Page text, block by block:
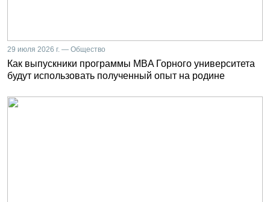
29 июля 2026 г. — Общество
Как выпускники программы MBA Горного университета
будут использовать полученный опыт на родине